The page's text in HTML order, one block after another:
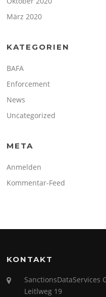
März 2020
KATEGORIEN
BAFA
Enforcement
News
Uncategorized
META
Anmelden
Kommentar-Feed
KONTAKT
SanctionsDataServices
Leitlweg 19